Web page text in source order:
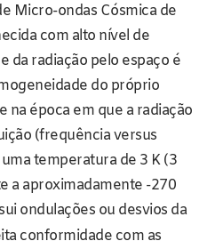
Micro-ondas Cósmica de
com alto nível de
da radiação pelo espaço é
do próprio
na época em que a radiação
(frequência versus
temperatura de 3 K (3
a aproximadamente -270
ondulações ou desvios da
conformidade com as